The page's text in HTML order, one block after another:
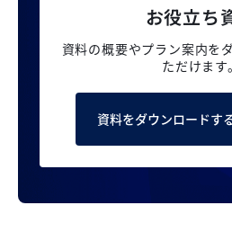
お役立ち
資料の概要やプラン案内を
ただけます。
資料をダウンロードす